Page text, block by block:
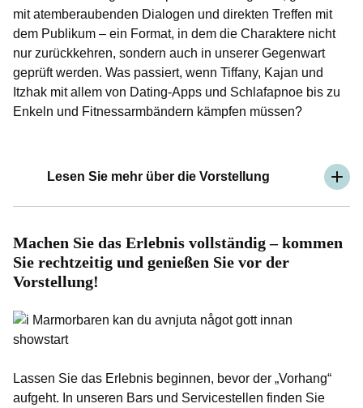
mit atemberaubenden Dialogen und direkten Treffen mit
dem Publikum – ein Format, in dem die Charaktere nicht
nur zurückkehren, sondern auch in unserer Gegenwart
geprüft werden. Was passiert, wenn Tiffany, Kajan und
Itzhak mit allem von Dating-Apps und Schlafapnoe bis zu
Enkeln und Fitnessarmbändern kämpfen müssen?
Lesen Sie mehr über die Vorstellung
Machen Sie das Erlebnis vollständig – kommen
Sie rechtzeitig und genießen Sie vor der
Vorstellung!
Lassen Sie das Erlebnis beginnen, bevor der „Vorhang“
aufgeht. In unseren Bars und Servicestellen finden Sie